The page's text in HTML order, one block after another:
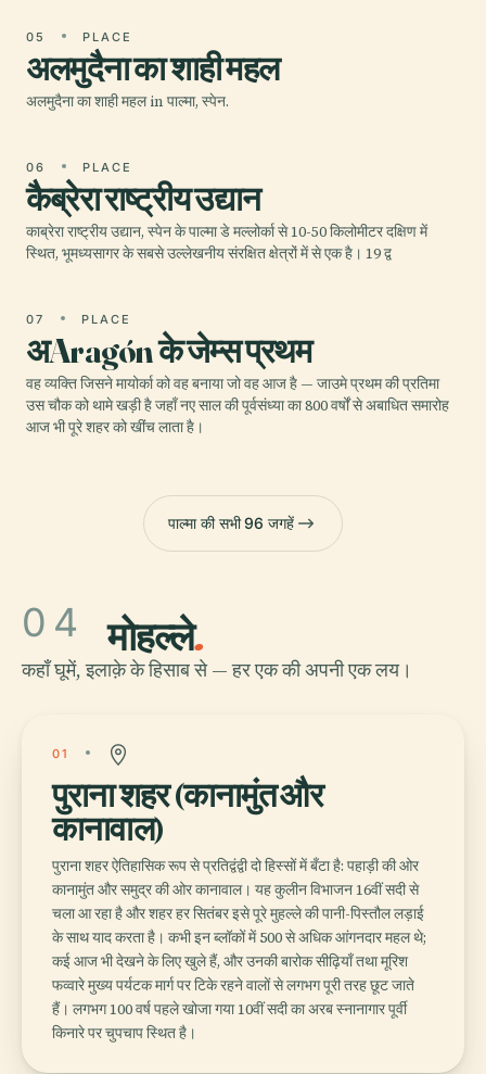
05 PLACE
अलमुदैना का शाही महल
अलमुदैना का शाही महल in पाल्मा, स्पेन.
06 PLACE
कैब्रेरा राष्ट्रीय उद्यान
काब्रेरा राष्ट्रीय उद्यान, स्पेन के पाल्मा डे मल्लोर्का से 10-50 किलोमीटर दक्षिण में
स्थित, भूमध्यसागर के सबसे उल्लेखनीय संरक्षित क्षेत्रों में से एक है। 19 द्व
07 PLACE
अAragón के जेम्स प्रथम
वह व्यक्ति जिसने मायोर्का को वह बनाया जो वह आज है — जाउमे प्रथम की प्रतिमा
उस चौक को थामे खड़ी है जहाँ नए साल की पूर्वसंध्या का 800 वर्षों से अबाधित समारोह
आज भी पूरे शहर को खींच लाता है।
पाल्मा की सभी 96 जगहें
04 मोहल्ले.
कहाँ घूमें, इलाक़े के हिसाब से — हर एक की अपनी एक लय।
01
पुराना शहर (कानामुंत और
कानावाल)
पुराना शहर ऐतिहासिक रूप से प्रतिद्वंद्वी दो हिस्सों में बँटा है: पहाड़ी की ओर
कानामुंत और समुद्र की ओर कानावाल। यह कुलीन विभाजन 16वीं सदी से
चला आ रहा है और शहर हर सितंबर इसे पूरे मुहल्ले की पानी-पिस्तौल लड़ाई
के साथ याद करता है। कभी इन ब्लॉकों में 500 से अधिक आंगनदार महल थे;
कई आज भी देखने के लिए खुले हैं, और उनकी बारोक सीढ़ियाँ तथा मूरिश
फव्वारे मुख्य पर्यटक मार्ग पर टिके रहने वालों से लगभग पूरी तरह छूट जाते
हैं। लगभग 100 वर्ष पहले खोजा गया 10वीं सदी का अरब स्नानागार पूर्वी
किनारे पर चुपचाप स्थित है।